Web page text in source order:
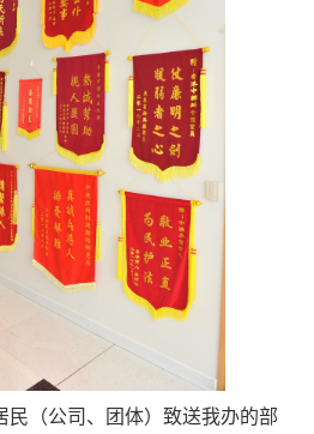
（公司、团体）致送我办的部